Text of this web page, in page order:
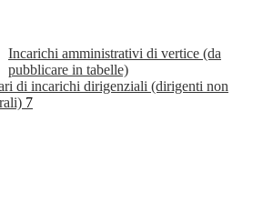
Incarichi amministrativi di vertice (da
pubblicare in tabelle)
di incarichi dirigenziali (dirigenti non
7